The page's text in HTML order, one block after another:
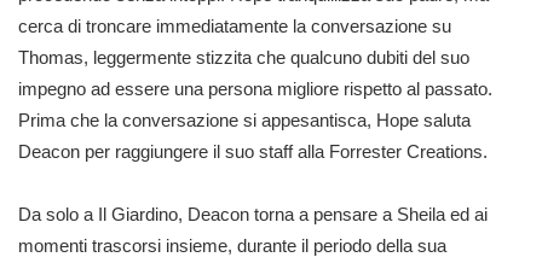
cerca di troncare immediatamente la conversazione su
Thomas, leggermente stizzita che qualcuno dubiti del suo
impegno ad essere una persona migliore rispetto al passato.
Prima che la conversazione si appesantisca, Hope saluta
Deacon per raggiungere il suo staff alla Forrester Creations.
Da solo a Il Giardino, Deacon torna a pensare a Sheila ed ai
momenti trascorsi insieme, durante il periodo della sua